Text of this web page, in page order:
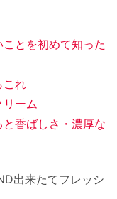
とを初めて知った
これ
ーム
香ばしさ・濃厚な